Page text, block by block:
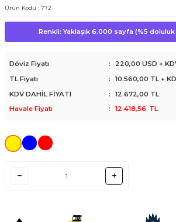
Ürün Kodu : 772
Renkli: Yaklaşık 6.000 sayfa (%5
Döviz Fiyatı :
220,00 USD +
TL Fiyatı
: 10.560,00 TL +
KDV DAHİL FİYATI
: 12.672,00 TL
Havale Fiyatı
: 12.418,56 TL